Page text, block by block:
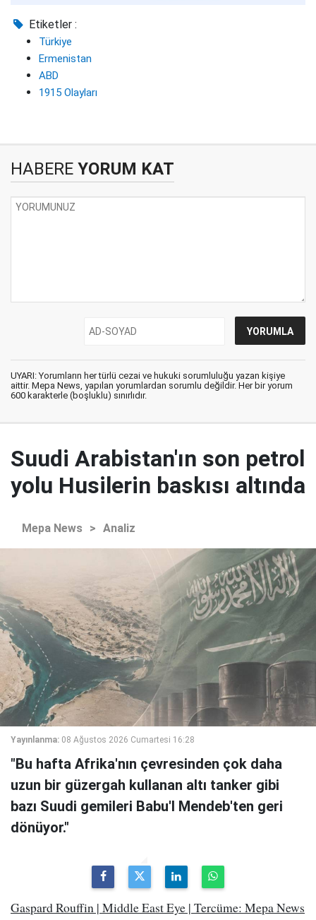
Etiketler :
Türkiye
Ermenistan
ABD
1915 Olayları
HABERE YORUM KAT
UYARI: Yorumların her türlü cezai ve hukuki sorumluluğu yazan kişiye
aittir. Mepa News, yapılan yorumlardan sorumlu değildir. Her bir yorum
600 karakterle (boşluklu) sınırlıdır.
Suudi Arabistan'ın son petrol
yolu Husilerin baskısı altında
Mepa News > Analiz
Yayınlanma: 08 Ağustos 2026 Cumartesi 16:28
"Bu hafta Afrika'nın çevresinden çok daha
uzun bir güzergah kullanan altı tanker gibi
bazı Suudi gemileri Babu'l Mendeb'ten geri
dönüyor."
Gaspard Rouffin | Middle East Eye | Tercüme: Mepa News